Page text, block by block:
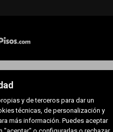
y de terceros para dar un
técnicas, de personalización y
más información. Puedes aceptar